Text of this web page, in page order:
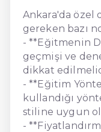
Ankara'da özel
gereken bazı
- **Eğitmenin
geçmişi ve
dikkat
- **Eğitim
kullandığı
stiline uygun
-